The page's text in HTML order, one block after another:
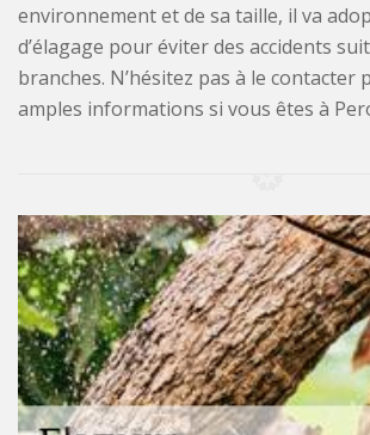
environnement et de sa taille, il va
d’élagage pour éviter des accidents
branches. N’hésitez pas à le contacter
amples informations si vous êtes à